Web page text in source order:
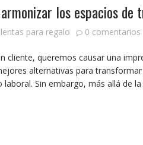
los espacios de
para regalo 0 comentarios
queremos causar una
alternativas para
Sin embargo, más allá de